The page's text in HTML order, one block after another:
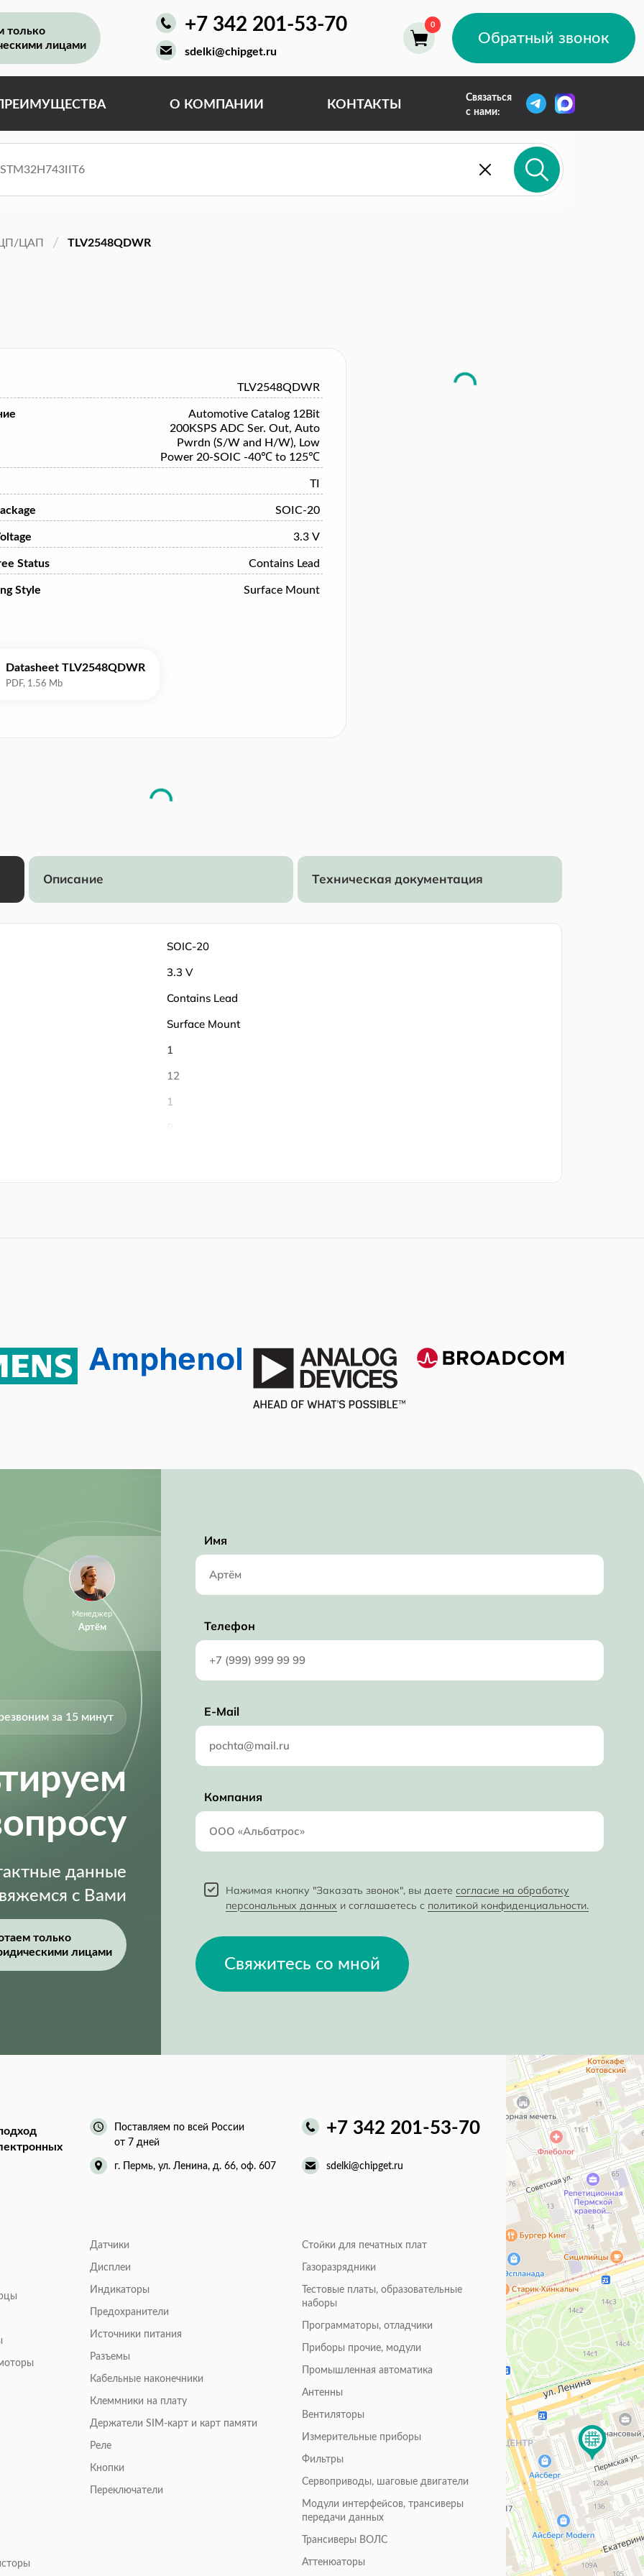
только
лицами
+7 342 201-53-70
sdelki@chipget.ru
Обратный звонок
О КОМПАНИИ КОНТАКТЫ
Связаться
с нами:
ЦАП TLV2548QDWR
TLV2548QDWR
Automotive Catalog 12Bit
200KSPS ADC Ser. Out, Auto
Pwrdn (S/W and H/W), Low
Power 20-SOIC -40℃ to 125℃
TI
SOIC-20
3.3 V
Status Contains Lead
Style Surface Mount
Datasheet TLV2548QDWR
Описание Техническая документация
SOIC-20
3.3 V
Contains Lead
Surface Mount
1
12
1
Active
Менеджер
Артём
за 15 минут
данные
с Вами
только
лицами
Имя
Телефон
E-Mail
Компания
Нажимая кнопку "Заказать звонок", вы даете согласие на обработку
персональных данных и соглашаетесь с политикой конфиденциальности.
Свяжитесь со мной
Поставляем по всей России
от 7 дней
+7 342 201-53-70
г. Пермь, ул. Ленина, д. 66, оф. 607 sdelki@chipget.ru
Датчики
Дисплеи
Индикаторы
Предохранители
Источники питания
Разъемы
Кабельные наконечники
Клеммники на плату
Держатели SIM-карт и карт памяти
Реле
Кнопки
Переключатели
Стойки для печатных плат
Газоразрядники
Тестовые платы, образовательные
наборы
Программаторы, отладчики
Приборы прочие, модули
Промышленная автоматика
Антенны
Вентиляторы
Измерительные приборы
Фильтры
Сервоприводы, шаговые двигатели
Модули интерфейсов, трансиверы
передачи данных
Трансиверы ВОЛС
Аттенюаторы